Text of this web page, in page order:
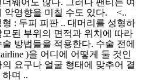
악영향을 미칠 수도 있다. <..
: 두피 피판 .. 대머리를 성형하
모된 부위의 면적과 위치에 따라
방법들을 적용한다. 수술 전에
)을 어디에 어떻게 둘 것인
의 요구나 얼굴 형태에 맞추어 결
며 ..